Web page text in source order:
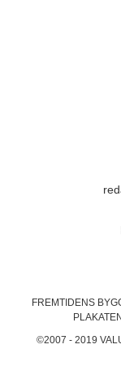
FREMTIDENS
©2007 - 2019